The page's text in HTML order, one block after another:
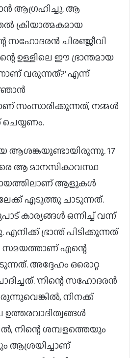
ആഗ്രഹിച്ചു. ആ
സഹോദരൻ ചിരഞ്ജീവി
ഉള്ളിലെ ഈ ഭ്രാന്തമായ
വരുന്നത്?’ എന്ന്
സംസാരിക്കുന്നത്, നമ്മൾ
ആശങ്കയുണ്ടായിരുന്നു. 17
ആ മാനസികാവസ്ഥ
ആളുകൾ
എടുത്തു ചാടുന്നത്.
കാര്യങ്ങൾ ഒന്നിച്ച് വന്ന്
ഭ്രാന്ത് പിടിക്കുന്നത്
എന്റെ
അദ്ദേഹം ഒരൊറ്റ
‘നിന്റെ സഹോദരൻ
നിനക്ക്
നിന്റെ ശമ്പളത്തെയും
ആശ്രയിച്ചാണ്